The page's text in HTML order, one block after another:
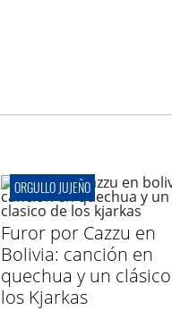
ORGULLO JUJEÑO
Furor por Cazzu en
Bolivia: canción en
quechua y un
los Kjarkas